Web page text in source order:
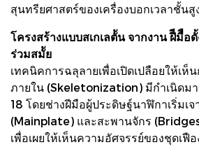
สุนทรียศาสตร์ของเครื่องบอกเวลาชั้นสู
โครงสร้างแบบสเกเลตััน จากงาน ฝีีมืือ
ร่วมสมััย
เทคนิคการฉลุลายเพื่อเปิดเปลือยให้เห็
ภายใน (Skeletonization) มีกำเนิดม
18 โดยช่างฝีมือผู้ประดิษฐ์นาฬิกาเริ่มเจ
(Mainplate) และสะพานจักร
เพื่อเผยให้เห็นความอัศจรรย์ของชุดเฟื